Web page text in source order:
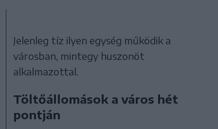
Jelenleg tíz ilyen egység működik a
városban, mintegy huszonöt
alkalmazottal.
Töltőállomások a város hét
pontján